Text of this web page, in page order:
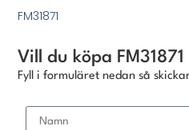
FM31871
Vill du köpa
Fyll i formuläret nedan så